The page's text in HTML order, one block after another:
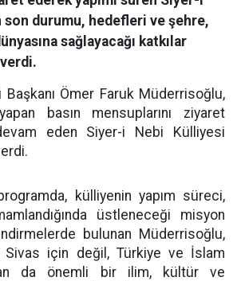
son durumu, hedefleri ve şehre,
sağlayacağı katkılar
Başkanı Ömer Faruk Müderrisoğlu,
basın mensuplarını ziyaret
eden Siyer-i Nebi Külliyesi
külliyenin yapım süreci,
üstleneceği misyon
bulunan Müderrisoğlu,
Sivas için değil, Türkiye ve İslam
da önemli bir ilim, kültür ve